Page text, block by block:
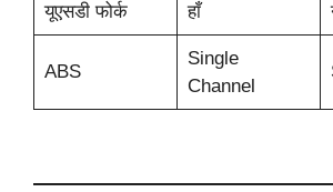
यूएसडी फोर्क हाँ
ABS
Single
Channel